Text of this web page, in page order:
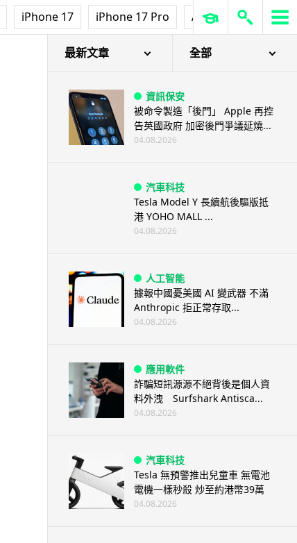
iPhone 17 iPhone 17 Pro AirPods Pro 3
最新文章 全部
資訊保安
被命令製造「後門」 Apple 再控
告英國政府 加密後門爭議延燒...
04.08.2026
汽車科技
Tesla Model Y 長續航後驅版抵
港 YOHO MALL ...
04.08.2026
人工智能
據報中國憂美國 AI 變武器 不滿
Anthropic 拒正常存取...
04.08.2026
應用軟件
詐騙短訊源源不絕背後是個人資
料外洩 Surfshark Antisca...
04.08.2026
汽車科技
Tesla 無預警推出兒童車 無電池
電機一樣秒殺 炒至約港幣39萬
04.08.2026